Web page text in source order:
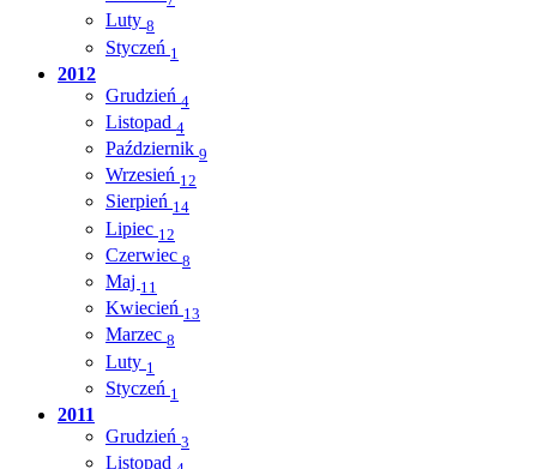
Luty 8
Styczeń 1
2012
Grudzień 4
Listopad 4
Październik 9
Wrzesień 12
Sierpień 14
Lipiec 12
Czerwiec 8
Maj 11
Kwiecień 13
Marzec 8
Luty 1
Styczeń 1
2011
Grudzień 3
Listopad